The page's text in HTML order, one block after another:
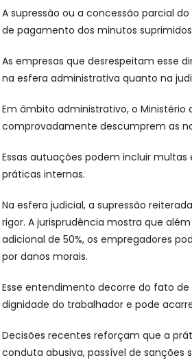
A supressão ou a concessão parcial
de pagamento dos minutos
As empresas que desrespeitam esse
na esfera administrativa quanto na
Em âmbito administrativo, o
comprovadamente descumprem as
Essas autuações podem incluir
práticas internas.
Na esfera judicial, a supressão
rigor. A jurisprudência mostra que
adicional de 50%, os empregadores
por danos morais.
Esse entendimento decorre do fato
dignidade do trabalhador e pode
Decisões recentes reforçam que a
conduta abusiva, passível de sanções